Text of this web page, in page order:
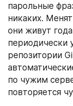
парольные
никаких.
они живут
периодически
репозитории
по чужим
повторяется